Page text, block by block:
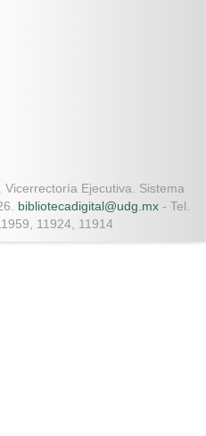
Ejecutiva. Sistema
bibliotecadigital@udg.mx - Tel.
11924, 11914